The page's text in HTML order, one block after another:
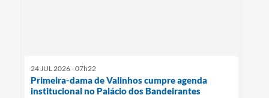
24 JUL 2026 - 07h22
Primeira-dama de Valinhos cumpre agenda
institucional no Palácio dos Bandeirantes